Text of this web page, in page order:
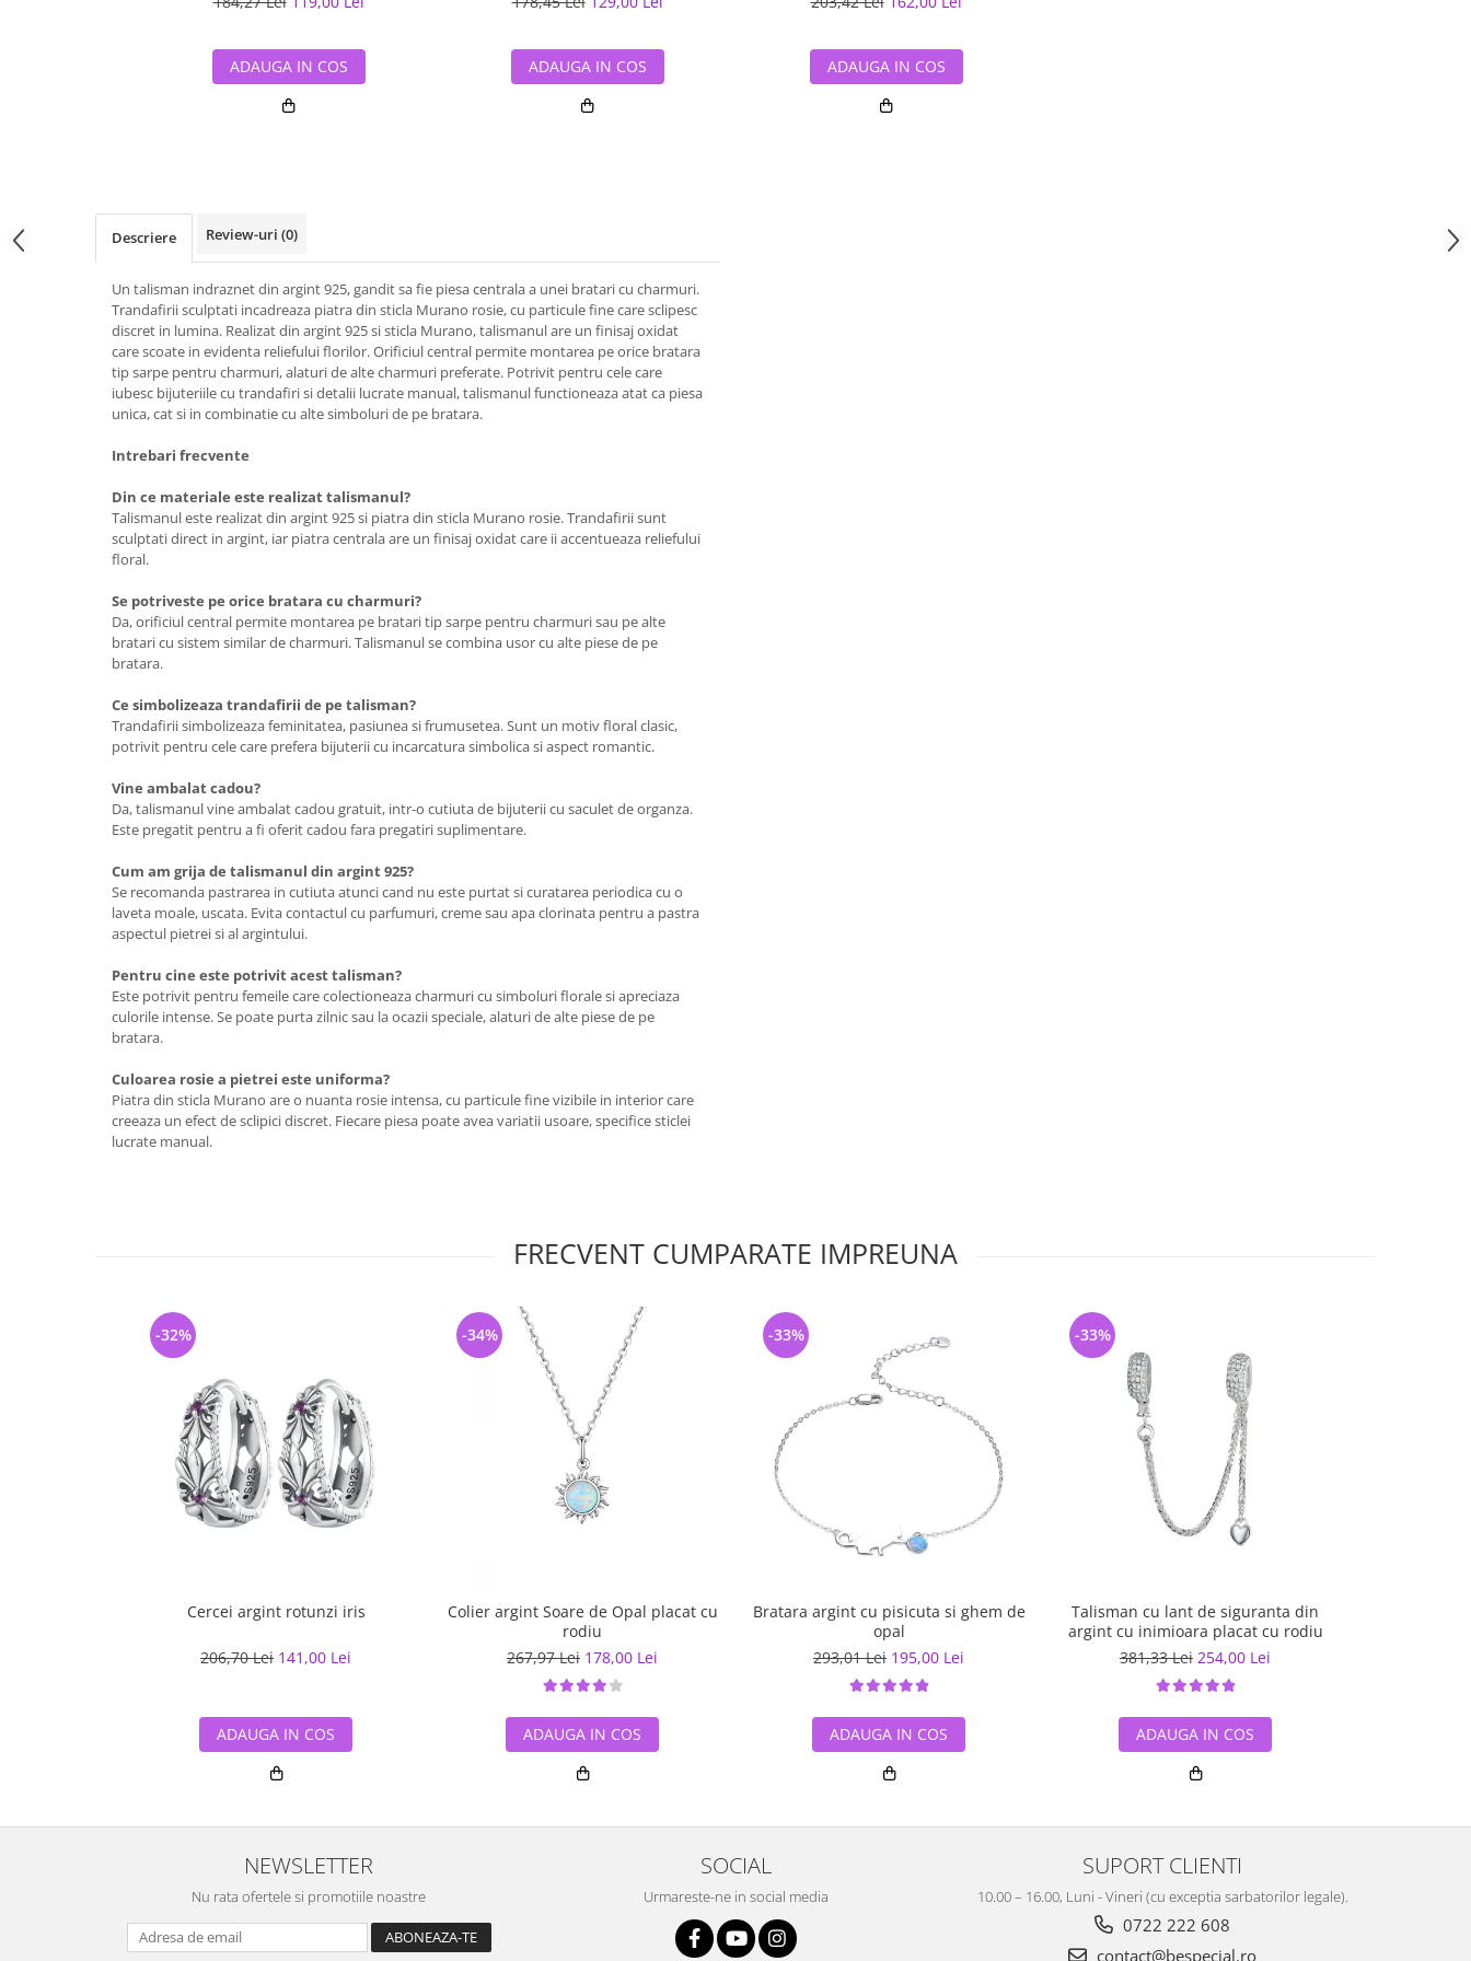
ADAUGA IN COS ADAUGA IN COS ADAUGA IN COS
Descriere Review-uri (0)
Un talisman indraznet din argint 925, gandit sa fie piesa centrala a unei bratari cu charmuri.
Trandafirii sculptati incadreaza piatra din sticla Murano rosie, cu particule fine care sclipesc
discret in lumina. Realizat din argint 925 si sticla Murano, talismanul are un finisaj oxidat
care scoate in evidenta reliefului florilor. Orificiul central permite montarea pe orice bratara
tip sarpe pentru charmuri, alaturi de alte charmuri preferate. Potrivit pentru cele care
iubesc bijuteriile cu trandafiri si detalii lucrate manual, talismanul functioneaza atat ca piesa
unica, cat si in combinatie cu alte simboluri de pe bratara.
Intrebari frecvente
Din ce materiale este realizat talismanul?
Talismanul este realizat din argint 925 si piatra din sticla Murano rosie. Trandafirii sunt
sculptati direct in argint, iar piatra centrala are un finisaj oxidat care ii accentueaza reliefului
floral.
Se potriveste pe orice bratara cu charmuri?
Da, orificiul central permite montarea pe bratari tip sarpe pentru charmuri sau pe alte
bratari cu sistem similar de charmuri. Talismanul se combina usor cu alte piese de pe
bratara.
Ce simbolizeaza trandafirii de pe talisman?
Trandafirii simbolizeaza feminitatea, pasiunea si frumusetea. Sunt un motiv floral clasic,
potrivit pentru cele care prefera bijuterii cu incarcatura simbolica si aspect romantic.
Vine ambalat cadou?
Da, talismanul vine ambalat cadou gratuit, intr-o cutiuta de bijuterii cu saculet de organza.
Este pregatit pentru a fi oferit cadou fara pregatiri suplimentare.
Cum am grija de talismanul din argint 925?
Se recomanda pastrarea in cutiuta atunci cand nu este purtat si curatarea periodica cu o
laveta moale, uscata. Evita contactul cu parfumuri, creme sau apa clorinata pentru a pastra
aspectul pietrei si al argintului.
Pentru cine este potrivit acest talisman?
Este potrivit pentru femeile care colectioneaza charmuri cu simboluri florale si apreciaza
culorile intense. Se poate purta zilnic sau la ocazii speciale, alaturi de alte piese de pe
bratara.
Culoarea rosie a pietrei este uniforma?
Piatra din sticla Murano are o nuanta rosie intensa, cu particule fine vizibile in interior care
creeaza un efect de sclipici discret. Fiecare piesa poate avea variatii usoare, specifice sticlei
lucrate manual.
FRECVENT CUMPARATE IMPREUNA
Cercei argint rotunzi iris
206,70 Lei 141,00 Lei
-32%
ADAUGA IN COS
Colier argint Soare de Opal placat cu
rodiu
267,97 Lei 178,00 Lei
-34%
ADAUGA IN COS
Bratara argint cu pisicuta si ghem de
opal
293,01 Lei 195,00 Lei
-33%
ADAUGA IN COS
Talisman cu lant de siguranta din
argint cu inimioara placat cu rodiu
381,33 Lei 254,00 Lei
-33%
ADAUGA IN COS
NEWSLETTER
Nu rata ofertele si promotiile noastre
SOCIAL
Urmareste-ne in social media
SUPORT CLIENTI
10.00 – 16.00, Luni - Vineri (cu exceptia sarbatorilor legale).
0722 222 608
contact@bespecial.ro